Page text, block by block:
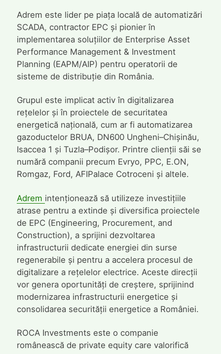
Adrem este lider pe piața locală de automatizări
SCADA, contractor EPC și pionier în
implementarea soluțiilor de Enterprise Asset
Performance Management & Investment
Planning (EAPM/AIP) pentru operatorii de
sisteme de distribuție din România.
Grupul este implicat activ în digitalizarea
rețelelor și în proiectele de securitatea
energetică națională, cum ar fi automatizarea
gazoductelor BRUA, DN600 Ungheni–Chișinău,
Isaccea 1 și Tuzla–Podișor. Printre clienții săi se
numără companii precum Evryo, PPC, E.ON,
Romgaz, Ford, AFIPalace Cotroceni și altele.
Adrem intenționează să utilizeze investițiile
atrase pentru a extinde și diversifica proiectele
de EPC (Engineering, Procurement, and
Construction), a sprijini dezvoltarea
infrastructurii dedicate energiei din surse
regenerabile și pentru a accelera procesul de
digitalizare a rețelelor electrice. Aceste direcții
vor genera oportunități de creștere, sprijinind
modernizarea infrastructurii energetice și
consolidarea securității energetice a României.
ROCA Investments este o companie
românească de private equity care valorifică